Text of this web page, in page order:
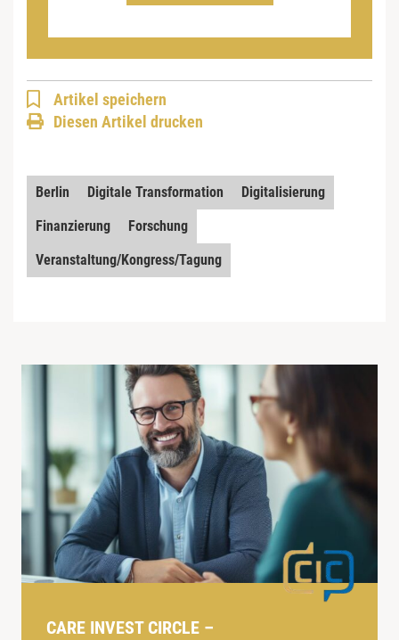
Artikel speichern
Diesen Artikel drucken
Berlin Digitale Transformation
Digitalisierung
Finanzierung
Forschung
Veranstaltung/Kongress/Tagung
CARE INVEST CIRCLE –